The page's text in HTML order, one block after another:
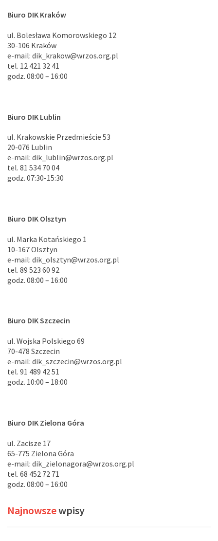
Biuro DIK Kraków
ul. Bolesława Komorowskiego 12
30-106 Kraków
e-mail: dik_krakow@wrzos.org.pl
tel. 12 421 32 41
godz. 08:00 – 16:00
Biuro DIK Lublin
ul. Krakowskie Przedmieście 53
20-076 Lublin
e-mail: dik_lublin@wrzos.org.pl
tel. 81 534 70 04
godz. 07:30-15:30
Biuro DIK Olsztyn
ul. Marka Kotańskiego 1
10-167 Olsztyn
e-mail: dik_olsztyn@wrzos.org.pl
tel. 89 523 60 92
godz. 08:00 – 16:00
Biuro DIK Szczecin
ul. Wojska Polskiego 69
70-478 Szczecin
e-mail: dik_szczecin@wrzos.org.pl
tel. 91 489 42 51
godz. 10:00 – 18:00
Biuro DIK Zielona Góra
ul. Zacisze 17
65-775 Zielona Góra
e-mail: dik_zielonagora@wrzos.org.pl
tel. 68 452 72 71
godz. 08:00 – 16:00
Najnowszewpisy